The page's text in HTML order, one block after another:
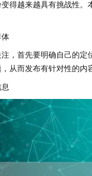
变得越来越具有挑战性
体
，首先要明确自己的定
，从而发布有针对性的内容
息